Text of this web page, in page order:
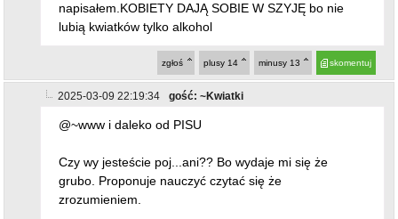
napisałem.KOBIETY DAJĄ SOBIE W SZYJĘ bo nie
lubią kwiatków tylko alkohol
skomentuj
minusy 13
plusy 14
zgłoś
2025-03-09 22:19:34 gość: ~Kwiatki
@~www i daleko od PISU
Czy wy jesteście poj...ani?? Bo wydaje mi się że
grubo. Proponuje nauczyć czytać się że
zrozumieniem.